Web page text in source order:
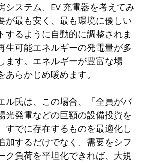
システム、EV 充電器を考えてみ
が最も安く、最も環境に優しい
するように自動的に調整されま
生可能エネルギーの発電量が多
ます。エネルギーが豊富な場
らかじめ暖めます。
ル氏は、この場合、「全員がバ
光発電などの巨額の設備投資を
すでに存在するものを最適化し
加するだけでなく、需要をシフ
ク負荷を平坦化できれば、大規